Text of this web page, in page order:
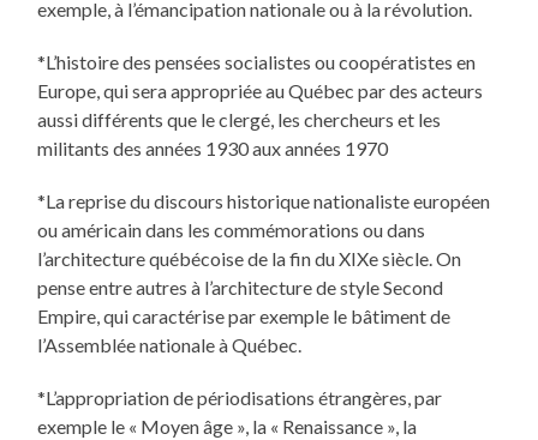
exemple, à l’émancipation nationale ou à la révolution.
*L’histoire des pensées socialistes ou coopératistes en
Europe, qui sera appropriée au Québec par des acteurs
aussi différents que le clergé, les chercheurs et les
militants des années 1930 aux années 1970
*La reprise du discours historique nationaliste européen
ou américain dans les commémorations ou dans
l’architecture québécoise de la fin du XIXe siècle. On
pense entre autres à l’architecture de style Second
Empire, qui caractérise par exemple le bâtiment de
l’Assemblée nationale à Québec.
*L’appropriation de périodisations étrangères, par
exemple le « Moyen âge », la « Renaissance », la